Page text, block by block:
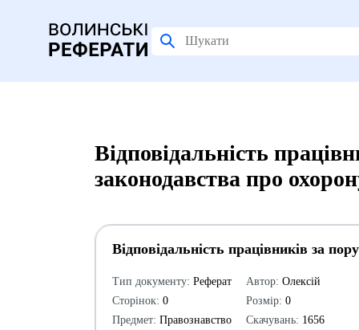
Відповідальність
законодавства про
Відповідальність працівників за
Тип документу: Реферат
Сторінок: 0
Предмет: Правознавство
Автор: Олексій
Розмір: 0
Скачувань: 1656